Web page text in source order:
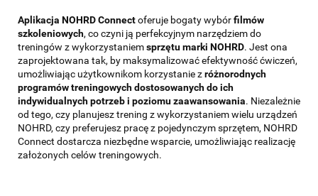
Aplikacja NOHRD Connectoferuje bogaty wybórfilmów
szkoleniowych, co czyni ją perfekcyjnym narzędziem do
treningów z wykorzystaniemsprzętu marki NOHRD. Jest ona
zaprojektowana tak, by maksymalizować efektywność ćwiczeń,
umożliwiając użytkownikom korzystanie zróżnorodnych
programów treningowych dostosowanych do ich
indywidualnych potrzeb i poziomu zaawansowania. Niezależnie
od tego, czy planujesz trening z wykorzystaniem wielu urządzeń
NOHRD, czy preferujesz pracę z pojedynczym sprzętem, NOHRD
Connect dostarcza niezbędne wsparcie, umożliwiając realizację
założonych celów treningowych.